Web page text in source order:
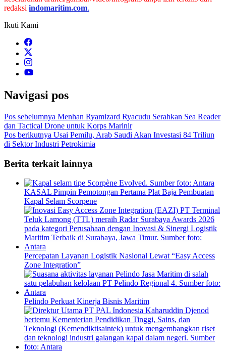
redaksi indomaritim.com.
Ikuti Kami
Navigasi pos
Pos sebelumnya Menhan Ryamizard Ryacudu Serahkan Sea Reader
dan Tactical Drone untuk Korps Marinir
Pos berikutnya Usai Pemilu, Arab Saudi Akan Investasi 84 Triliun
di Sektor Industri Petrokimia
Berita terkait lainnya
KASAL Pimpin Pemotongan Pertama Plat Baja Pembuatan
Kapal Selam Scorpene
Percepatan Layanan Logistik Nasional Lewat “Easy Access
Zone Integration”
Pelindo Perkuat Kinerja Bisnis Maritim